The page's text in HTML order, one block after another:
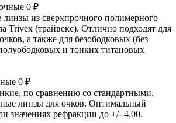
0 ₽
из сверхпрочного полимерного
Trivex (трайвекс). Отлично подходят для
а также для безободковых (без
и тонких титановых
0 ₽
по сравнению со стандартными,
линзы для очков. Оптимальный
значениях рефракции до +/- 4.00.